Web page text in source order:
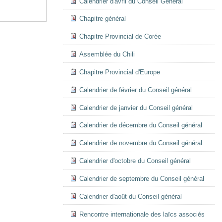
Chapitre général
Chapitre Provincial de Corée
Assemblée du Chili
Chapitre Provincial d'Europe
Calendrier de février du Conseil général
Calendrier de janvier du Conseil général
Calendrier de décembre du Conseil général
Calendrier de novembre du Conseil général
Calendrier d'octobre du Conseil général
Calendrier de septembre du Conseil général
Calendrier d'août du Conseil général
Rencontre internationale des laïcs associés